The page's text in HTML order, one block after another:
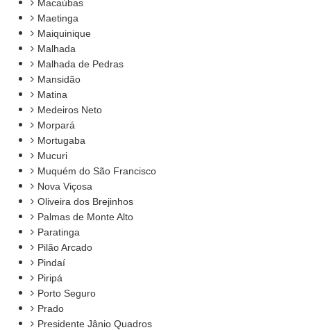
Macaúbas
Maetinga
Maiquinique
Malhada
Malhada de Pedras
Mansidão
Matina
Medeiros Neto
Morpará
Mortugaba
Mucuri
Muquém do São Francisco
Nova Viçosa
Oliveira dos Brejinhos
Palmas de Monte Alto
Paratinga
Pilão Arcado
Pindaí
Piripá
Porto Seguro
Prado
Presidente Jânio Quadros